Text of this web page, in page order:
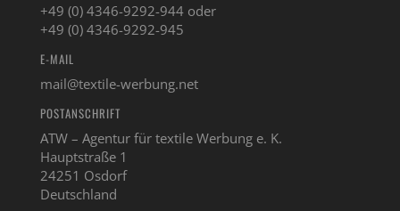
+49 (0) 4346-9292-944 oder
+49 (0) 4346-9292-945
E-MAIL
mail@textile-werbung.net
POSTANSCHRIFT
ATW – Agentur für textile Werbung e. K.
Hauptstraße 1
24251 Osdorf
Deutschland